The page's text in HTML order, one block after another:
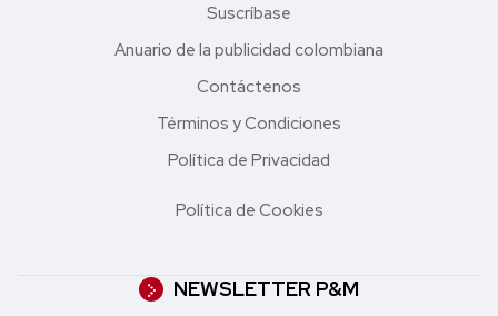
Suscríbase
Anuario de la publicidad colombiana
Contáctenos
Términos y Condiciones
Política de Privacidad
Política de Cookies
NEWSLETTER P&M